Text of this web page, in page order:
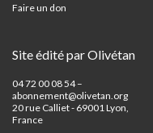
Faire un don
Site édité par Olivétan
04 72 00 08 54 –
abonnement@olivetan.org
20 rue Calliet - 69001 Lyon,
France